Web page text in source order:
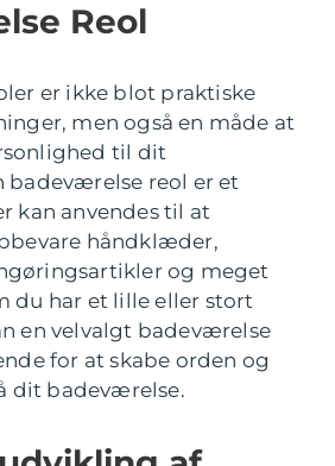
Reol
er ikke blot praktiske
men også en måde at
til dit
badeværelse reol er et
kan anvendes til at
håndklæder,
og meget
du har et lille eller stort
en velvalgt badeværelse
for at skabe orden og
dit badeværelse.